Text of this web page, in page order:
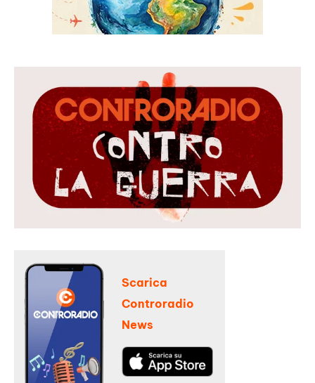
Scarica
Controradio
News